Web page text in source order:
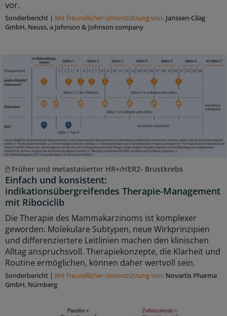
vor.
Sonderbericht | Mit freundlicher Unterstützung von: Janssen-Cilag
GmbH, Neuss, a Johnson & Johnson company
Früher und metastasierter HR+/HER2- Brustkrebs
Einfach und konsistent:
indikationsübergreifendes Therapie-Management
mit Ribociclib
Die Therapie des Mammakarzinoms ist komplexer
geworden: Molekulare Subtypen, neue Wirkprinzipien
und differenziertere Leitlinien machen den klinischen
Alltag anspruchsvoll. Therapiekonzepte, die Klarheit und
Routine ermöglichen, können daher wertvoll sein.
Sonderbericht | Mit freundlicher Unterstützung von: Novartis Pharma
GmbH, Nürnberg